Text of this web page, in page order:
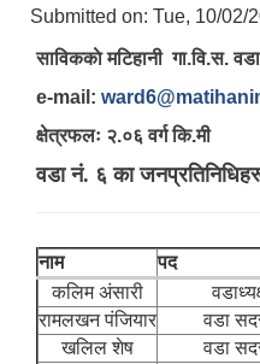
Submitted on: Tue, 10/02/
साविककाे मटिहानी गा.वि.स.
e-mail:
क्षेत्रफलः २.०६ वर्ग कि.मी
वडा नं. ६ का
नाम पद
कलिम अंसारी
रामलखन पंजियार
वडा
खलिल शेष
वडा